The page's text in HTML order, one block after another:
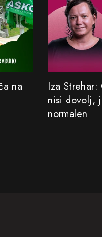
na
Iza
nisi dovolj,
normalen